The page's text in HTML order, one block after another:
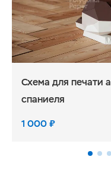
Схема для печати
спаниеля
1 000₽